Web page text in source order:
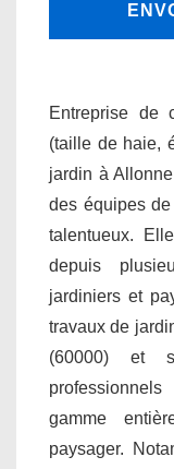
Entreprise de
(taille de haie,
jardin à
des équipes
talentueux.
depuis
jardiniers et
travaux de
(60000) et
gamme
paysager.